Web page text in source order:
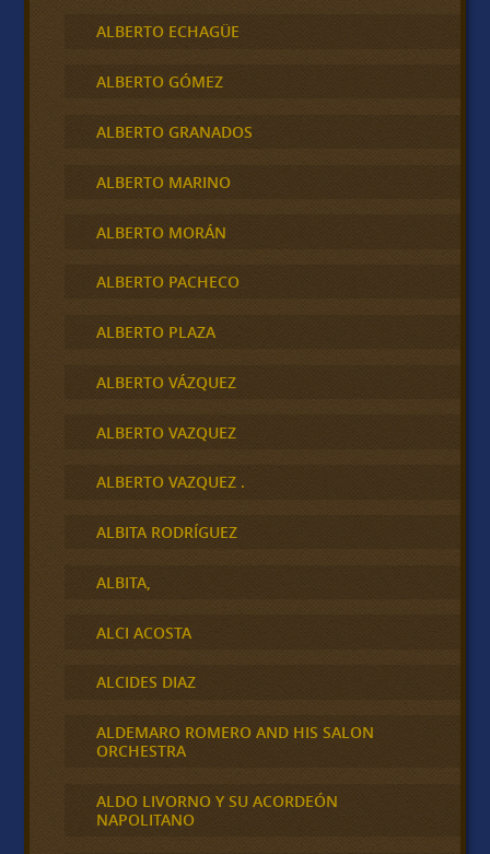
ALBERTO ECHAGÜE
ALBERTO GÓMEZ
ALBERTO GRANADOS
ALBERTO MARINO
ALBERTO MORÁN
ALBERTO PACHECO
ALBERTO PLAZA
ALBERTO VÁZQUEZ
ALBERTO VAZQUEZ
ALBERTO VAZQUEZ .
ALBITA RODRÍGUEZ
ALBITA,
ALCI ACOSTA
ALCIDES DIAZ
ALDEMARO ROMERO AND HIS SALON
ORCHESTRA
ALDO LIVORNO Y SU ACORDEÓN
NAPOLITANO